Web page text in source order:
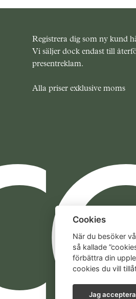
Registrera dig som ny kund
Vi säljer dock endast till
presentreklam.
Alla priser exklusive moms
Cookies
När du besöker
så kallade
förbättra din
cookies du vill
Jag